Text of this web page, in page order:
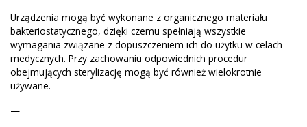
Urządzenia mogą być wykonane z organicznego materiału
bakteriostatycznego, dzięki czemu spełniają wszystkie
wymagania związane z dopuszczeniem ich do użytku w celach
medycznych. Przy zachowaniu odpowiednich procedur
obejmujących sterylizację mogą być również wielokrotnie
używane.
—